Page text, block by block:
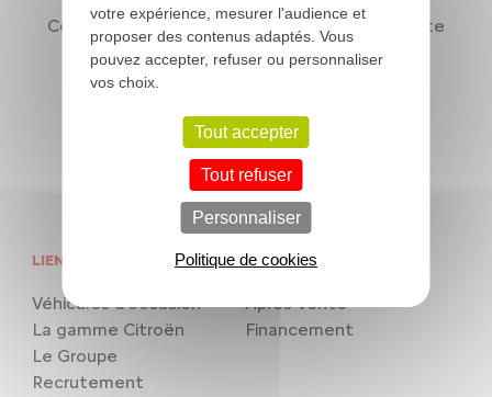
Contactez notre service commercial pour toute
demande de renseignements.
LIENS UTILES
Véhicules d’occasion
La gamme Citroën
Le Groupe
Recrutement
NOS SERVICES
Après-Vente
Financement
votre expérience, mesurer l'audience et
proposer des contenus adaptés. Vous
pouvez accepter, refuser ou personnaliser
vos choix.
Tout accepter
Tout refuser
Personnaliser
Politique de cookies